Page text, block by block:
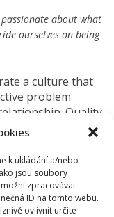
k ukládání a/nebo
jsou soubory
zpracovávat
ID na tomto webu.
ovlivnit určité
about what
ourselves on being
a culture that
problem
Quality
and its
expectations